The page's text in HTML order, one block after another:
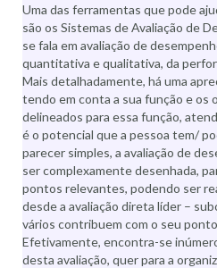
Uma das ferramentas que pode
são os Sistemas de Avaliação de
se fala em avaliação de
quantitativa e qualitativa, da
Mais detalhadamente, há uma
tendo em conta a sua função e os
delineados para essa função,
é o potencial que a pessoa tem/
parecer simples, a avaliação de
ser complexamente desenhada,
pontos relevantes, podendo ser
desde a avaliação direta líder –
vários contribuem com o seu
Efetivamente, encontra-se
desta avaliação, quer para a